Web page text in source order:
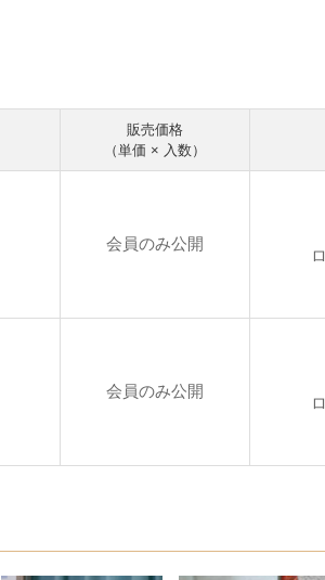
販売価格
（単価 × 入数）
会員のみ公開
会員のみ公開